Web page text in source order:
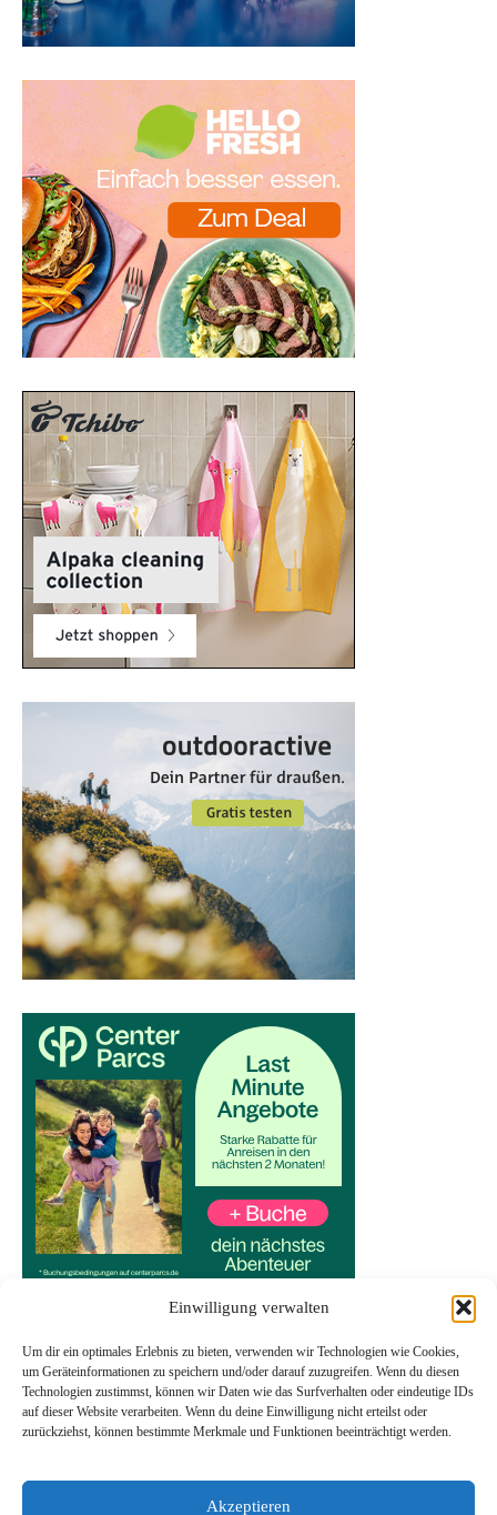
Einwilligung verwalten
Um dir ein optimales Erlebnis zu bieten, verwenden wir Technologien wie Cookies,
um Geräteinformationen zu speichern und/oder darauf zuzugreifen. Wenn du diesen
Technologien zustimmst, können wir Daten wie das Surfverhalten oder eindeutige IDs
auf dieser Website verarbeiten. Wenn du deine Einwilligung nicht erteilst oder
zurückziehst, können bestimmte Merkmale und Funktionen beeinträchtigt werden.
Akzeptieren
Start
Datenschutzerklärung
Impressum